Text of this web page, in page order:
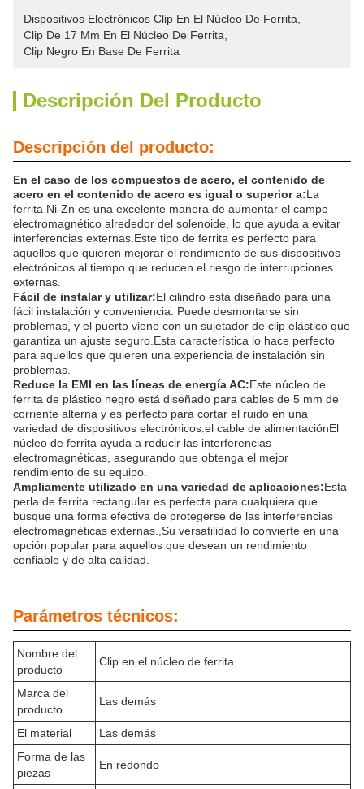
Dispositivos Electrónicos Clip En El Núcleo De Ferrita
Clip De 17 Mm En El Núcleo De Ferrita
Clip Negro En Base De Ferrita
Descripción Del Producto
Descripción del producto:
En el caso de los compuestos de acero, el contenido de
acero en el contenido de acero es igual o superior a:La
ferrita Ni-Zn es una excelente manera de aumentar el campo
electromagnético alrededor del solenoide, lo que ayuda a evitar
interferencias externas.Este tipo de ferrita es perfecto para
aquellos que quieren mejorar el rendimiento de sus dispositivos
electrónicos al tiempo que reducen el riesgo de interrupciones
externas.
Fácil de instalar y utilizar:El cilindro está diseñado para una
fácil instalación y conveniencia. Puede desmontarse sin
problemas, y el puerto viene con un sujetador de clip elástico que
garantiza un ajuste seguro.Esta característica lo hace perfecto
para aquellos que quieren una experiencia de instalación sin
problemas.
Reduce la EMI en las líneas de energía AC:Este núcleo de
ferrita de plástico negro está diseñado para cables de 5 mm de
corriente alterna y es perfecto para cortar el ruido en una
variedad de dispositivos electrónicos.el cable de alimentaciónEl
núcleo de ferrita ayuda a reducir las interferencias
electromagnéticas, asegurando que obtenga el mejor
rendimiento de su equipo.
Ampliamente utilizado en una variedad de aplicaciones:Esta
perla de ferrita rectangular es perfecta para cualquiera que
busque una forma efectiva de protegerse de las interferencias
electromagnéticas externas.,Su versatilidad lo convierte en una
opción popular para aquellos que desean un rendimiento
confiable y de alta calidad.
Parámetros técnicos:
Nombre del
producto
Clip en el núcleo de ferrita
Marca del
producto
Las demás
El material
Las demás
Forma de las
piezas
En redondo